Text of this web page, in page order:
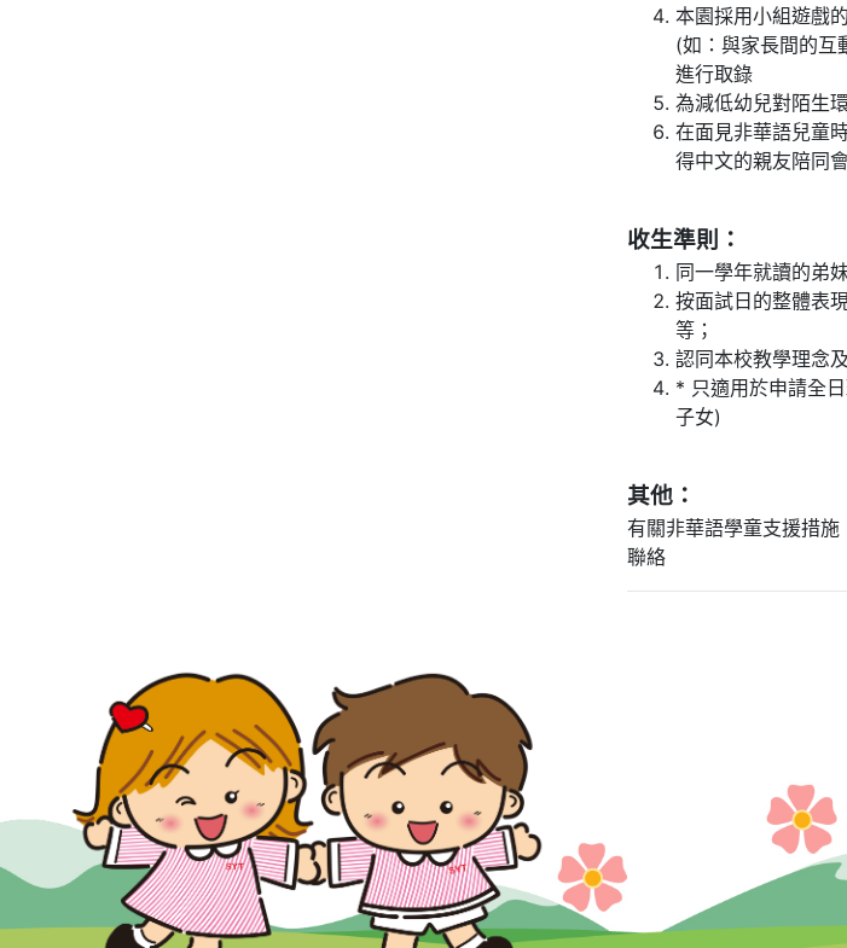
本園採用小組遊戲
(如：與家長間的互
進行取錄
為減低幼兒對陌生
在面見非華語兒童
得中文的親友陪同
收生準則：
同一學年就讀的弟
按面試日的整體表
等；
認同本校教學理念
* 只適用於申請全
子女)
其他：
有關非華語學童支援措
聯絡